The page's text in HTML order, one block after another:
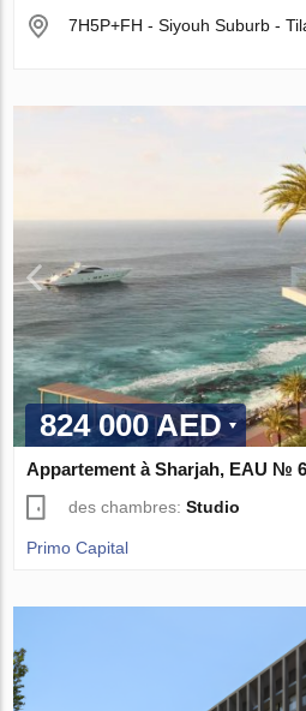
7H5P+FH - Siyouh Suburb -
824 000 AED
Appartement à Sharjah, EAU №
des chambres:Studio
Primo Capital